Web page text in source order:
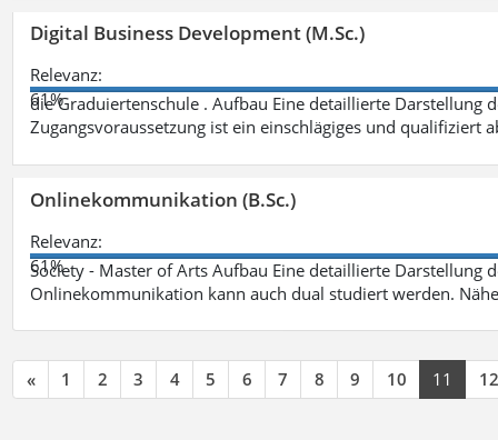
Digital Business Development (M.Sc.)
Relevanz:
61%
die Graduiertenschule . Aufbau Eine detaillierte Darstellung
Zugangsvoraussetzung ist ein einschlägiges und qualifiziert
Onlinekommunikation (B.Sc.)
Relevanz:
61%
Society - Master of Arts Aufbau Eine detaillierte Darstellung
Onlinekommunikation kann auch dual studiert werden.
« 1 2 3 4 5 6 7 8 9 10 11 12